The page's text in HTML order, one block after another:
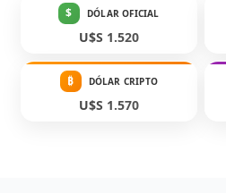
$ DÓLAR OFICIAL
U$S 1.520
₿ DÓLAR CRIPTO
U$S 1.570